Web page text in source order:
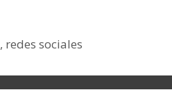
, redes sociales